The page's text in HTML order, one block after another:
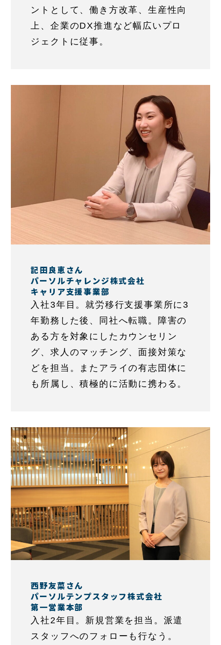
ントとして、働き方改革、生産性向
上、企業のDX推進など幅広いプロ
ジェクトに従事。
記田良恵さん
パーソルチャレンジ株式会社
キャリア支援事業部
入社3年目。就労移行支援事業所に3
年勤務した後、同社へ転職。障害の
ある方を対象にしたカウンセリン
グ、求人のマッチング、面接対策な
どを担当。またアライの有志団体に
も所属し、積極的に活動に携わる。
西野友菜さん
パーソルテンプスタッフ株式会社
第一営業本部
入社2年目。新規営業を担当。派遣
スタッフへのフォローも行なう。